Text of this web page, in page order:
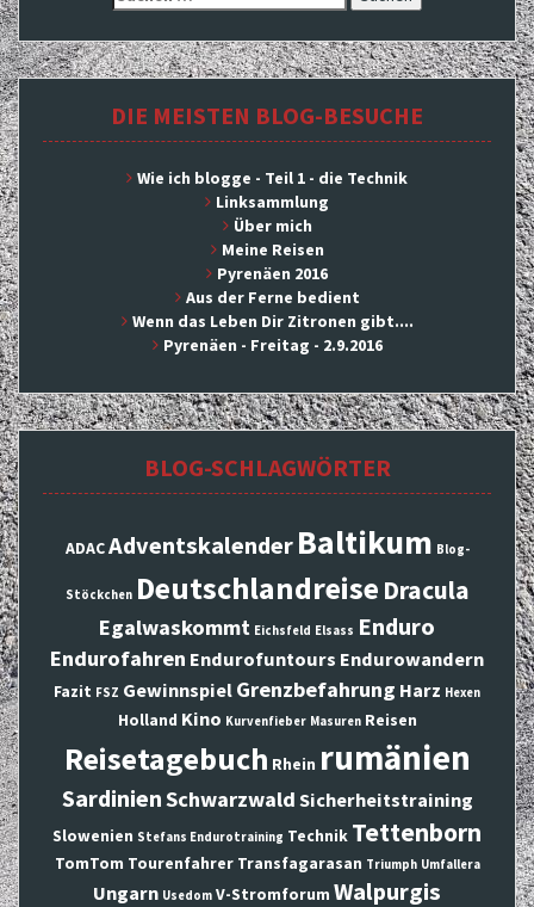
nach:
DIE MEISTEN BLOG-BESUCHE
Wie ich blogge - Teil 1 - die Technik
Linksammlung
Über mich
Meine Reisen
Pyrenäen 2016
Aus der Ferne bedient
Wenn das Leben Dir Zitronen gibt....
Pyrenäen - Freitag - 2.9.2016
BLOG-SCHLAGWÖRTER
ADACAdventskalender Baltikum Blog-
Stöckchen Deutschlandreise Dracula
Egalwaskommt Eichsfeld Elsass Enduro
Endurofahren Endurofuntours Endurowandern
Fazit FSZ Gewinnspiel Grenzbefahrung Harz Hexen
Holland Kino Kurvenfieber Masuren Reisen
Reisetagebuch Rhein rumänien
SardinienSchwarzwald Sicherheitstraining
Slowenien Stefans Endurotraining Technik Tettenborn
TomTom Tourenfahrer Transfagarasan Triumph Umfallera
Ungarn Usedom V-Stromforum Walpurgis